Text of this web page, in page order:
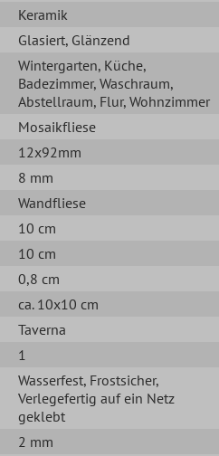
Keramik
Glasiert, Glänzend
Wintergarten, Küche,
Badezimmer, Waschraum,
Abstellraum, Flur, Wohnzimmer
Mosaikfliese
12x92mm
8 mm
Wandfliese
10 cm
10 cm
0,8 cm
ca. 10x10 cm
Taverna
1
Wasserfest, Frostsicher,
Verlegefertig auf ein Netz
geklebt
2 mm